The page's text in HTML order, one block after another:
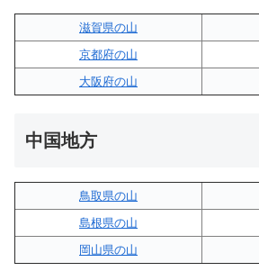
滋賀県の山
京都府の山
大阪府の山
中国地方
鳥取県の山
島根県の山
岡山県の山